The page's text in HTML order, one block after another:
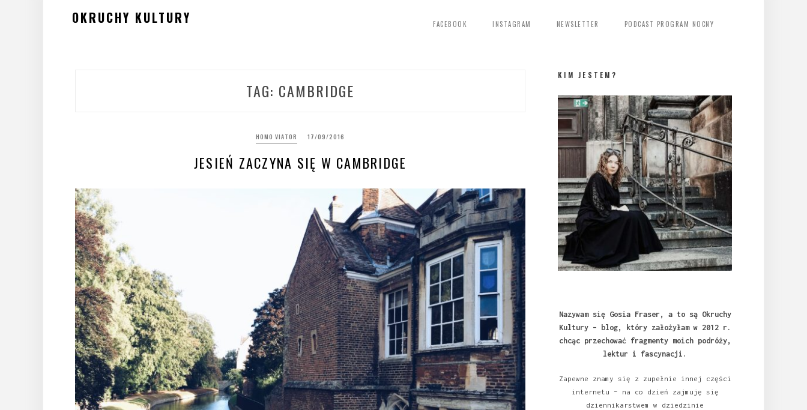
OKRUCHY KULTURY FACEBOOK INSTAGRAM NEWSLETTER PODCAST PROGRAM NOCNY
TAG: CAMBRIDGE
HOMO VIATOR 17/09/2016
JESIEŃ ZACZYNA SIĘ W CAMBRIDGE
KIM JESTEM?
Nazywam się Gosia Fraser, a to są Okruchy
Kultury – blog, który założyłam w 2012 r.
chcąc przechować fragmenty moich podróży,
lektur i fascynacji.
Zapewne znamy się z zupełnie innej części
internetu – na co dzień zajmuję się
dziennikarstwem w dziedzinie